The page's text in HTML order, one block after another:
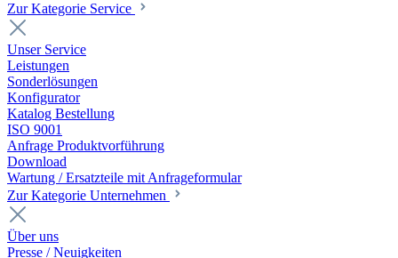
Zur Kategorie Service
Unser Service
Leistungen
Sonderlösungen
Konfigurator
Katalog Bestellung
ISO 9001
Anfrage Produktvorführung
Download
Wartung / Ersatzteile mit Anfrageformular
Zur Kategorie Unternehmen
Über uns
Presse / Neuigkeiten